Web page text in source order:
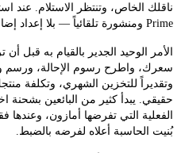
الخاص، وتنتظر الاستلام. عند استلام
الوحيد الجدير بالقيام به قبل أن ترسل
للتخزين الشهري، وتكلفة منتجك
يبدأ كثير من البائعين بشحنة اختبار
التي تفرضها أمازون، وعندها فقط
أعلاه لفرضه بالضبط.